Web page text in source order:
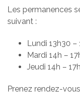
Les permanences
suivant :
Lundi 13h30 –
Mardi 14h –
Jeudi 14h –
Prenez rendez-